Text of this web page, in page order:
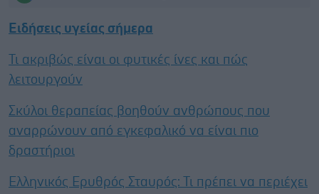
Ειδήσεις υγείας σήμερα
Τι ακριβώς είναι οι φυτικές ίνες και πώς
λειτουργούν
Σκύλοι θεραπείας βοηθούν ανθρώπους που
αναρρώνουν από εγκεφαλικό να είναι πιο
δραστήριοι
Ελληνικός Ερυθρός Σταυρός: Τι πρέπει να περιέχει